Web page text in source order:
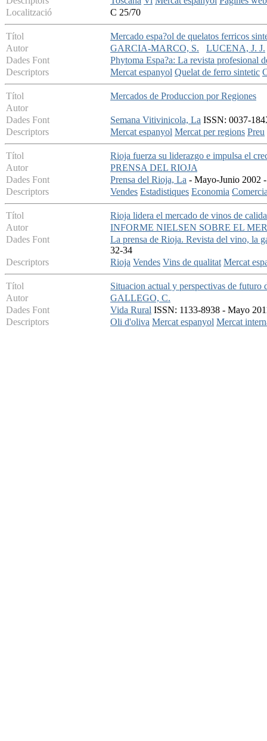
Localització
C 25/70
Títol
Mercado espa?ol de quelatos ferricos
Autor
GARCIA-MARCO, S.
LUCENA, J. J.
Dades Font
Phytoma Espa?a: La revista profesional
Descriptors
Mercat espanyol Quelat de ferro sintetic
Títol
Mercados de Produccion por Regiones
Autor
Dades Font
Semana Vitivinicola, La ISSN: 0037-
Descriptors
Mercat espanyol Mercat per regions Preu
Títol
Rioja fuerza su liderazgo e impulsa el
Autor
PRENSA DEL RIOJA
Dades Font
Prensa del Rioja, La - Mayo-Junio 2002
Descriptors
Vendes Estadistiques Economia
Títol
Rioja lidera el mercado de vinos de
Autor
INFORME NIELSEN SOBRE EL
Dades Font
La prensa de Rioja. Revista del vino, la
32-34
Descriptors
Rioja Vendes Vins de qualitat Mercat
Títol
Situacion actual y perspectivas de
Autor
GALLEGO, C.
Dades Font
Vida Rural ISSN: 1133-8938 - Mayo
Descriptors
Oli d'oliva Mercat espanyol Mercat